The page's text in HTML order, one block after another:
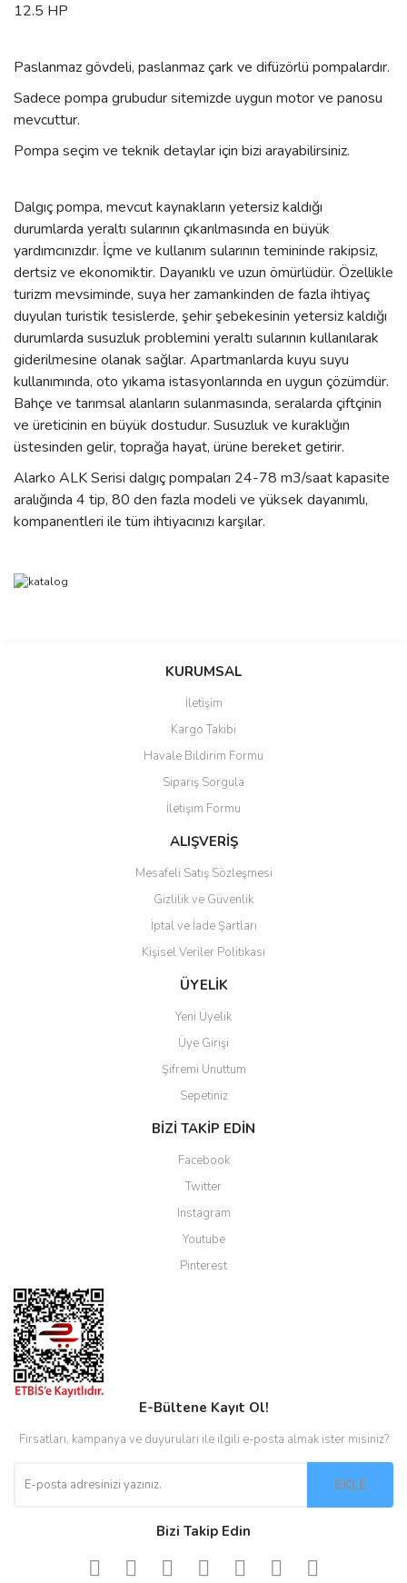
12.5 HP
Paslanmaz gövdeli, paslanmaz çark ve difüzörlü pompalardır.
Sadece pompa grubudur sitemizde uygun motor ve panosu
mevcuttur.
Pompa seçim ve teknik detaylar için bizi arayabilirsiniz.
Dalgıç pompa, mevcut kaynakların yetersiz kaldığı
durumlarda yeraltı sularının çıkarılmasında en büyük
yardımcınızdır. İçme ve kullanım sularının temininde rakipsiz,
dertsiz ve ekonomiktir. Dayanıklı ve uzun ömürlüdür. Özellikle
turizm mevsiminde, suya her zamankinden de fazla ihtiyaç
duyulan turistik tesislerde, şehir şebekesinin yetersiz kaldığı
durumlarda susuzluk problemini yeraltı sularının kullanılarak
giderilmesine olanak sağlar. Apartmanlarda kuyu suyu
kullanımında, oto yıkama istasyonlarında en uygun çözümdür.
Bahçe ve tarımsal alanların sulanmasında, seralarda çiftçinin
ve üreticinin en büyük dostudur. Susuzluk ve kuraklığın
üstesinden gelir, toprağa hayat, ürüne bereket getirir.
Alarko ALK Serisi dalgıç pompaları 24-78 m3/saat kapasite
aralığında 4 tip, 80 den fazla modeli ve yüksek dayanımlı,
kompanentleri ile tüm ihtiyacınızı karşılar.
Bu ürüne ilk yorumu siz yapın!
Ürün hakkında henüz soru sorulmamış.
Ürün resmi kalitesiz, bozuk veya görüntülenemiyor.
Ürün açıklamasında eksik bilgiler bulunuyor.
Ürün bilgilerinde hatalar bulunuyor.
Ürün fiyatı diğer sitelerden daha pahalı.
Bu ürüne benzer farklı alternatifler olmalı.
Gönder
KURUMSAL
İletişim
Kargo Takibi
Havale Bildirim Formu
Sipariş Sorgula
İletişim Formu
ALIŞVERİŞ
Mesafeli Satış Sözleşmesi
Gizlilik ve Güvenlik
İptal ve İade Şartları
Kişisel Veriler Politikası
ÜYELİK
Yeni Üyelik
Üye Girişi
Şifremi Unuttum
Sepetiniz
BİZİ TAKİP EDİN
Facebook
Twitter
Instagram
Youtube
Pinterest
E-Bültene Kayıt Ol!
Fırsatları, kampanya ve duyuruları ile ilgili e-posta almak ister misiniz?
EKLE
Bizi Takip Edin